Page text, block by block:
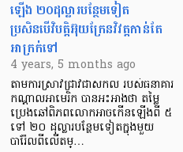
ឡើង ២០ដុល្លារបន្ថែមទៀត
ប្រសិនបើវិបត្តិអ៊ុយក្រែនវិវត្តកាន់តែ
អាក្រក់ទៅ
4 years, 5 months ago
តាមការស្រាវជ្រាវជាសកល របស់ធនាគារ
កណ្តាលអាមេរិក បានអះអាងថា តម្លៃ
ប្រេងឆៅពិភពលោកអាចកើនឡើងពី ៥
ទៅ ២០ ដុល្លារបន្ថែមទៀតក្នុងមួយ
បារ៉ែលពីលើតម្…